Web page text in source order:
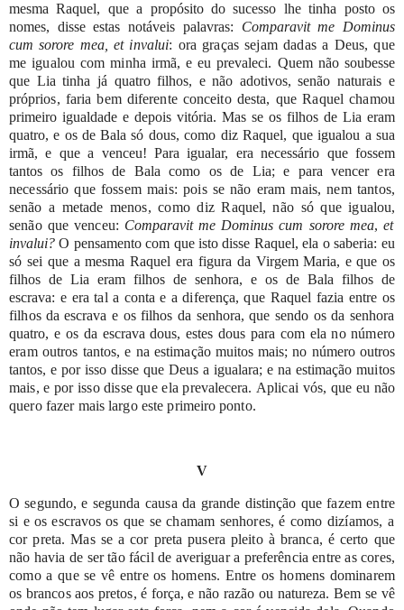
mesma Raquel, que a propósito do sucesso lhe tinha posto os
nomes, disse estas notáveis palavras: Comparavit me Dominus
cum sorore mea, et invalui: ora graças sejam dadas a Deus, que
me igualou com minha irmã, e eu prevaleci. Quem não soubesse
que Lia tinha já quatro filhos, e não adotivos,senão naturais e
próprios, faria bem diferente conceitodesta, que Raquel chamou
primeiro igualdade e depois vitória. Mas se os filhos de Lia eram
quatro, e os de Bala só dous, como diz Raquel, que igualou a sua
irmã, e que a venceu! Para igualar, era necessário que fossem
tantos os filhos de Bala como os de Lia; e para vencer era
necessário que fossem mais: poisse não eram mais, nem tantos,
senão a metade menos, como diz Raquel, não sóqueigualou,
senão que venceu: Comparavit me Dominus cum sorore mea, et
invalui? O pensamento com que isto disse Raquel, ela o saberia: eu
só sei que a mesma Raquel era figura da Virgem Maria, e que os
filhos de Lia eram filhos de senhora, e os de Bala filhos de
escrava: e era tal a conta e a diferença,que Raquel fazia entre os
filhos da escrava e os filhos da senhora, que sendo os da senhora
quatro, e os da escrava dous, estes dous para com ela nonúmero
eram outros tantos, e na estimação muitos mais; no número outros
tantos, e por isso disse que Deus a igualara; e na estimação muitos
mais, e porissodisseque ela prevalecera. Aplicai vós, que eu não
querofazer mais largoesteprimeiro ponto.
V
O segundo, e segunda causa da grande distinção que fazem entre
si eos escravos os que se chamam senhores, é como dizíamos, a
corpreta. Masse a cor preta pusera pleito à branca, é certo que
não havia de ser tão fácil de averiguar a preferência entre ascores,
como a que se vê entre os homens. Entre os homens dominarem
os brancos aos pretos, é força,e não razão ou natureza. Bem se vê